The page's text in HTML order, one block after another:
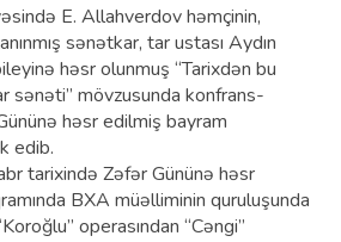
E. Allahverdov həmçinin,
sənətkar, tar ustası Aydın
həsr olunmuş “Tarixdən bu
sənəti” mövzusunda konfrans-
həsr edilmiş bayram
edib.
tarixində Zəfər Gününə həsr
BXA müəlliminin quruluşunda
operasından “Cəngi”